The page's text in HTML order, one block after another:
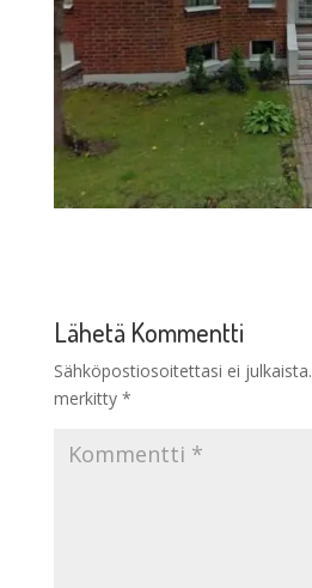
Lähetä Kommentti
Sähköpostiosoitettasi ei julkaista.
merkitty *